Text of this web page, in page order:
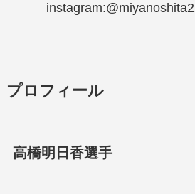
プロフィール
高橋明日香選手